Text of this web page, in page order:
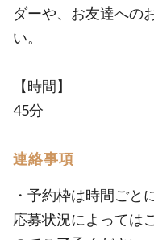
ダーや、お友達への
い。
【時間】
45分
連絡事項
・予約枠は時間ごと
応募状況によっては